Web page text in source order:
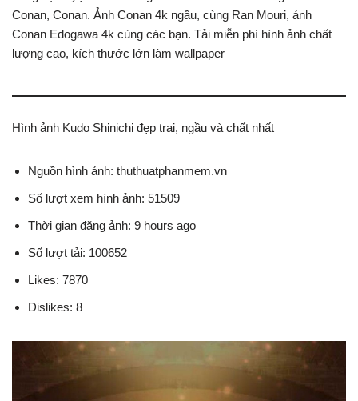
Conan, Conan. Ảnh Conan 4k ngầu, cùng Ran Mouri, ảnh
Conan Edogawa 4k cùng các bạn. Tải miễn phí hình ảnh chất
lượng cao, kích thước lớn làm wallpaper
Hình ảnh Kudo Shinichi đẹp trai, ngầu và chất nhất
Nguồn hình ảnh: thuthuatphanmem.vn
Số lượt xem hình ảnh: 51509
Thời gian đăng ảnh: 9 hours ago
Số lượt tải: 100652
Likes: 7870
Dislikes: 8